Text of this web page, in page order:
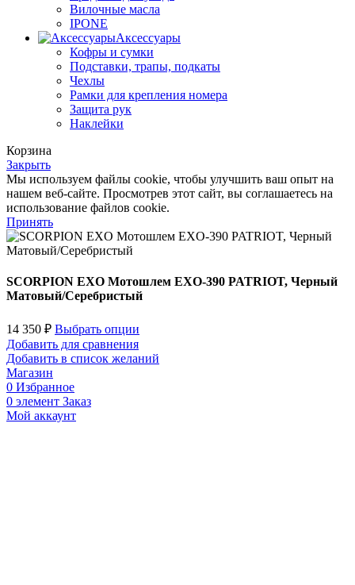
Вилочные масла
IPONE
Аксессуары
Кофры и сумки
Подставки, трапы, подкаты
Чехлы
Рамки для крепления номера
Защита рук
Наклейки
Корзина
Закрыть
Мы используем файлы cookie, чтобы улучшить ваш опыт на
нашем веб-сайте. Просмотрев этот сайт, вы соглашаетесь на
использование файлов cookie.
Принять
SCORPION EXO Мотошлем EXO-390 PATRIOT, Черный
Матовый/Серебристый
14 350 ₽ Выбрать опции
Добавить для сравнения
Добавить в список желаний
Магазин
0 Избранное
0 элемент Заказ
Мой аккаунт